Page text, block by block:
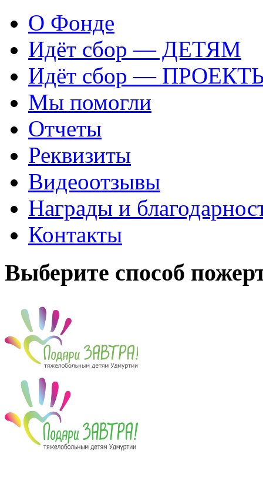
О Фонде
Идёт сбор — ДЕТЯМ
Идёт сбор —
Мы помогли
Отчеты
Реквизиты
Видеоотзывы
Награды и
Контакты
Выберите способ